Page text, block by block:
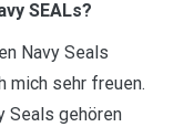
SEALs?
Navy Seals
mich sehr freuen.
Seals gehören